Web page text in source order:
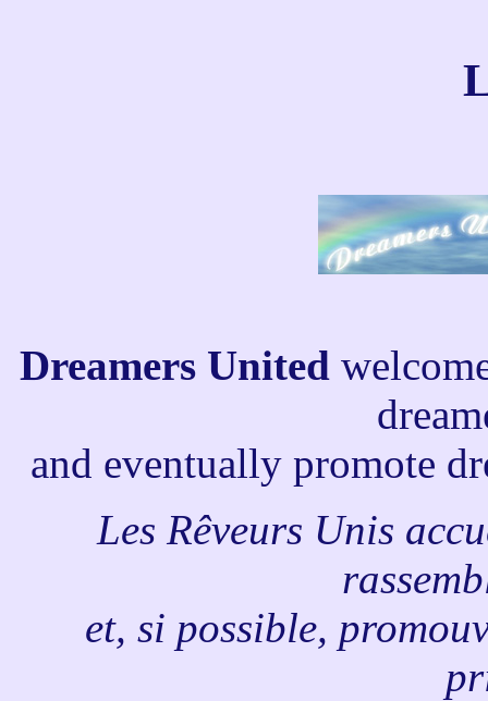
Dreamers United
and eventually promote
Les Rêveurs Unis
et, si possible,